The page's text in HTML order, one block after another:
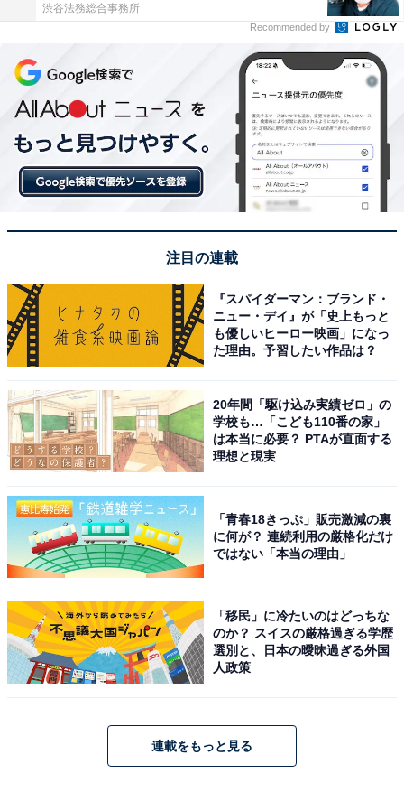
住み続けたい「兵庫県の街（自治体）」ランキ
ング！ 2位「西宮市」を抑えて1位に輝いたの
は？
1 2
渋谷法務総合事務所
Recommended by
注目の連載
『スパイダーマン：ブランド・
ニュー・デイ』が「史上もっと
も優しいヒーロー映画」になっ
た理由。予習したい作品は？
20年間「駆け込み実績ゼロ」の
学校も…「こども110番の家」
は本当に必要？ PTAが直面する
理想と現実
「青春18きっぷ」販売激減の裏
に何が？ 連続利用の厳格化だけ
ではない「本当の理由」
「移民」に冷たいのはどっちな
のか？ スイスの厳格過ぎる学歴
選別と、日本の曖昧過ぎる外国
人政策
連載をもっと見る